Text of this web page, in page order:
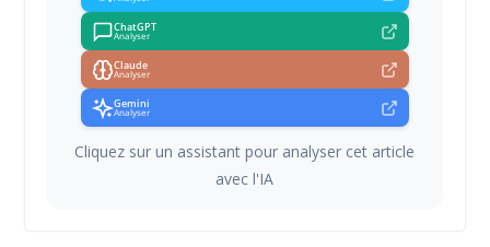
ChatGPT
Analyser
Claude
Analyser
Gemini
Analyser
Cliquez sur un assistant pour analyser cet article
avec l'IA